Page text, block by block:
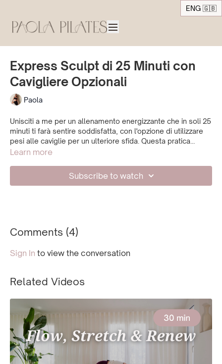
ENG 🇬🇧
Express Sculpt di 25 Minuti con
Cavigliere Opzionali
Paola
Unisciti a me per un allenamento energizzante che in soli 25
minuti ti farà sentire soddisfatta, con l'opzione di utilizzare
pesi alle caviglie per un ulteriore sfida. Questa pratica
tonifica e rafforza tutti i muscoli del corpo attraverso un flow
rilassamento e stretching, uscirai sentendoti soddisfatta e
Learn more
Subscribe to watch
Comments (4)
Sign In to view the conversation
Related Videos